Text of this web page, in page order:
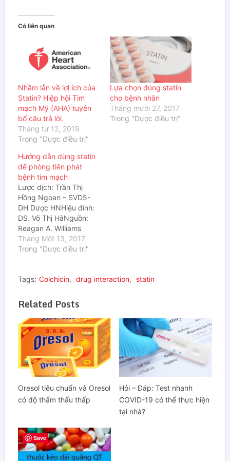
Có liên quan
Nhầm lẫn về lợi ích của
Statin? Hiệp hội Tim
mạch Mỹ (AHA) tuyên
bố câu trả lời.
Tháng tư 12, 2019
Trong "Dược điều trị"
Lựa chọn đúng statin
cho bệnh nhân
Tháng mười 27, 2017
Trong "Dược điều trị"
Hướng dẫn dùng statin
để phòng tiên phát
bệnh tim mạch
Lược dịch: Trần Thị
Hồng Ngoan – SVD5-
DH Dược HNHiệu đính:
DS. Võ Thị HàNguồn:
Reagan A. Williams
(2017). Risk of CVD
guides statin initiation.
hàng đầu gây tử vong ở
liên quan đến sự gia…
Tháng Một 13, 2017
Trong "Dược điều trị"
Tags: Colchicin, drug interaction, statin
Related Posts
Oresol tiêu chuẩn và Oresol
có độ thẩm thấu thấp
Hỏi – Đáp: Test nhanh
COVID-19 có thể thực hiện
tại nhà?
Save